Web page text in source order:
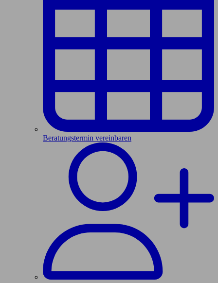
Beratungstermin vereinbaren